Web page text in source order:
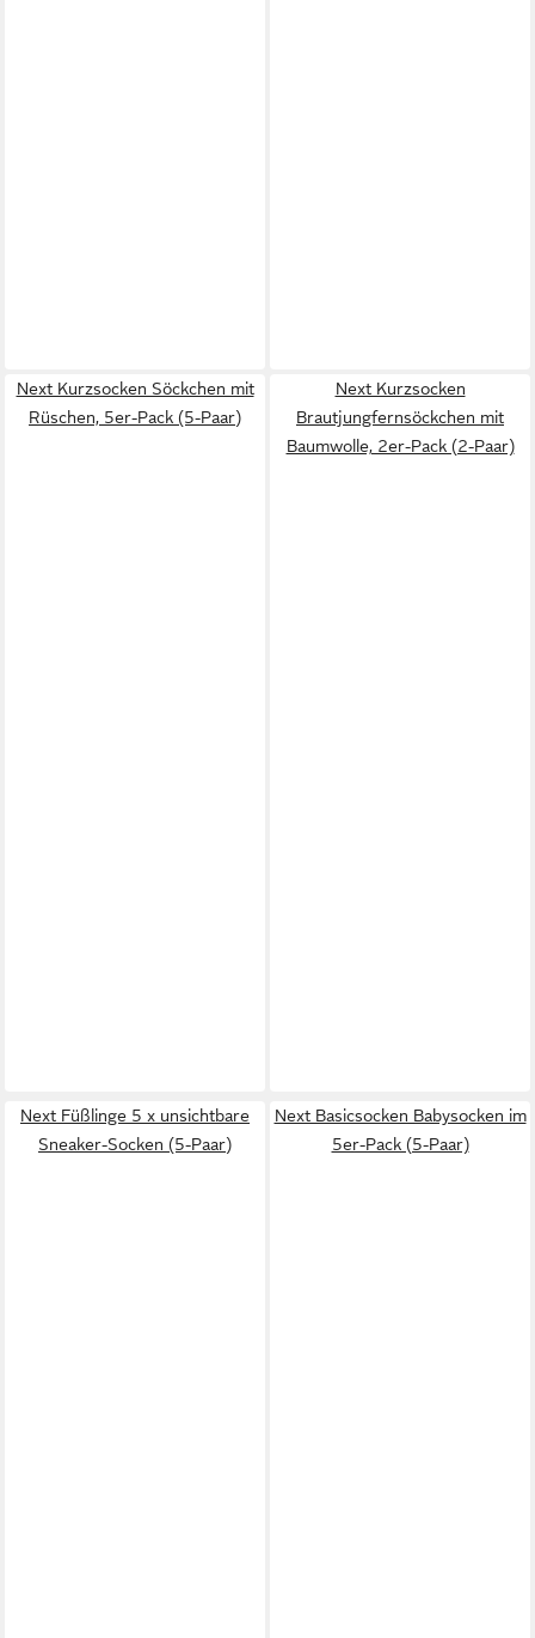
Next Kurzsocken Söckchen mit
Rüschen, 5er-Pack (5-Paar)
Next Kurzsocken
Brautjungfernsöckchen mit
Baumwolle, 2er-Pack (2-Paar)
Next Füßlinge 5 x unsichtbare
Sneaker-Socken (5-Paar)
Next Basicsocken Babysocken im
5er-Pack (5-Paar)